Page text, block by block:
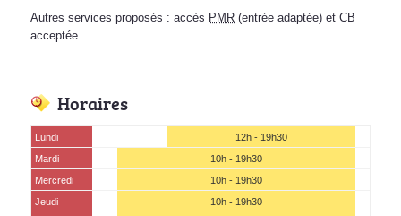
Autres services proposés : accès PMR (entrée adaptée) et CB
acceptée
Horaires
Lundi
12h - 19h30
Mardi
10h - 19h30
Mercredi
10h - 19h30
Jeudi
10h - 19h30